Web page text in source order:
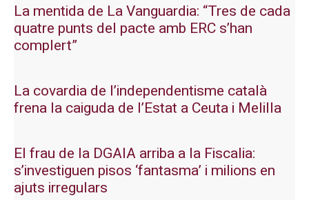
La mentida de La Vanguardia: “Tres de cada
quatre punts del pacte amb ERC s’han
complert”
La covardia de l’independentisme català
frena la caiguda de l’Estat a Ceuta i Melilla
El frau de la DGAIA arriba a la Fiscalia:
s’investiguen pisos ‘fantasma’ i milions en
ajuts irregulars